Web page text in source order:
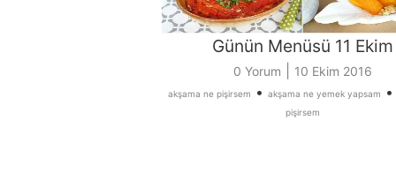
Günün Menüsü 11 Ekim
0 Yorum 10 Ekim 2016
akşama ne pişirsem • akşama ne yemek yapsam •
pişirsem